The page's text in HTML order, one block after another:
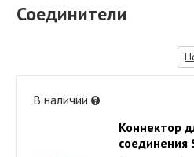
Соединители
В наличии
Коннектор
соединения